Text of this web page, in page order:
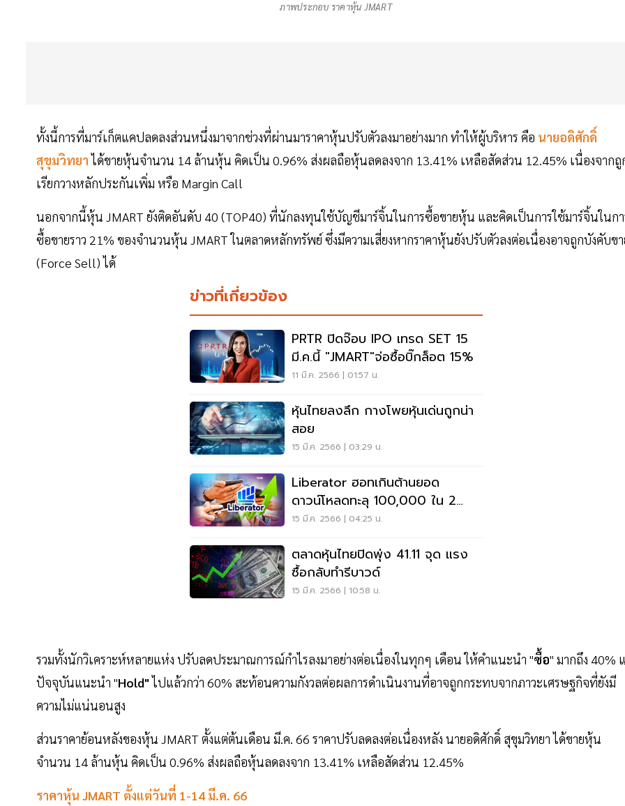
ภาพประกอบ ราคาหุ้น JMART
ทั้งนี้การที่มาร์เก็ตแคปลดลงส่วนหนึ่งมาจากช่วงที่ผ่านมาราคาหุ้นปรับตัวลงมาอย่างมาก ทำให้ผู้บริหาร คือ นายอดิศักดิ์
สุขุมวิทยาได้ขายหุ้นจำนวน 14 ล้านหุ้น คิดเป็น 0.96% ส่งผลถือหุ้นลดลงจาก 13.41% เหลือสัดส่วน 12.45% เนื่องจากถู
เรียกวางหลักประกันเพิ่ม หรือ Margin Call
นอกจากนี้หุ้น JMART ยังติดอันดับ 40 (TOP40) ที่นักลงทุนใช้บัญชีมาร์จิ้นในการซื้อขายหุ้น และคิดเป็นการใช้มาร์จิ้นในก
ซื้อขายราว 21% ของจำนวนหุ้น JMART ในตลาดหลักทรัพย์ ซึ่งมีความเสี่ยงหากราคาหุ้นยังปรับตัวลงต่อเนื่องอาจถูกบังคับข
(Force Sell) ได้
ข่าวที่เกี่ยวข้อง
PRTR ปิดจ๊อบ IPO เทรด SET 15
มี.ค.นี้ "JMART"จ่อซื้อบิ๊กล็อต 15%
11 มี.ค. 2566 | 01:57 น.
หุ้นไทยลงลึก กางโพยหุ้นเด่นถูกน่า
สอย
15 มี.ค. 2566 | 03:29 น.
Liberator ฮอทเกินต้านยอด
ดาวน์โหลดทะลุ 100,000 ใน 2
เดือน
15 มี.ค. 2566 | 04:25 น.
ตลาดหุ้นไทยปิดพุ่ง 41.11 จุด แรง
ซื้อกลับทำรีบาวด์
15 มี.ค. 2566 | 10:58 น.
รวมทั้งนักวิเคราะห์หลายแห่ง ปรับลดประมาณการณ์กำไรลงมาอย่างต่อเนื่องในทุกๆ เดือน ให้คำแนะนำ "ซื้อ" มากถึง 40%
ปัจจุบันแนะนำ "Hold"ไปแล้วกว่า 60% สะท้อนความกังวลต่อผลการดำเนินงานที่อาจถูกกระทบจากภาวะเศรษฐกิจที่ยังมี
ความไม่แน่นอนสูง
ส่วนราคาย้อนหลังของหุ้น JMART ตั้งแต่ต้นเดือน มี.ค. 66 ราคาปรับลดลงต่อเนื่องหลัง นายอดิศักดิ์ สุขุมวิทยา ได้ขายหุ้น
จำนวน 14 ล้านหุ้น คิดเป็น 0.96% ส่งผลถือหุ้นลดลงจาก 13.41% เหลือสัดส่วน 12.45%
ราคาหุ้น JMART ตั้งแต่วันที่ 1-14 มี.ค. 66